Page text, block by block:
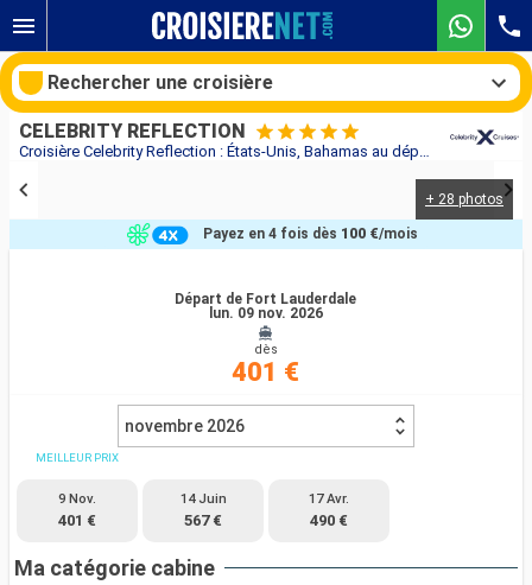
Croisière Celebrity Reflection : États-Unis, Bahamas au départ de Fort Lauderdale
CELEBRITY REFLECTION
+ 28 photos
Départ de Fort Lauderdale
lun. 09 nov. 2026
dès
401 €
Payez en 4 fois dès 100 €/mois
novembre 2026
MEILLEUR PRIX
9 Nov.
401 €
14 Juin
567 €
17 Avr.
490 €
Ma catégorie cabine
Rechercher une croisière
Compagnies
Rechercher